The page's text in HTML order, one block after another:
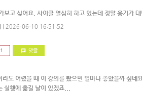
보고 싶어요. 사이클 열심히 하고 있는데 정말 용기가
| 2026-06-10 16:51:52
댓글
라도 어렸을 때 이 강의를 봤으면 얼마나 좋았을까 싶
실행에 옮길 날이 있겠죠...